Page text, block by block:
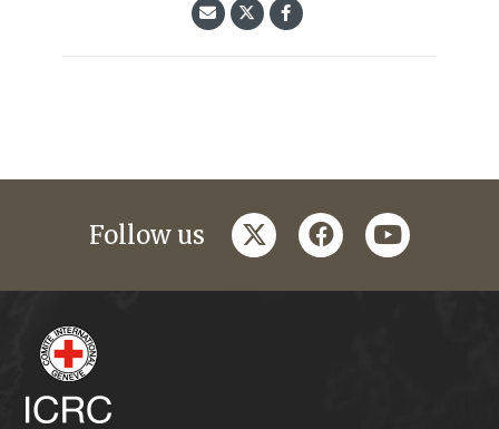
Follow us twitterfacebookyoutube